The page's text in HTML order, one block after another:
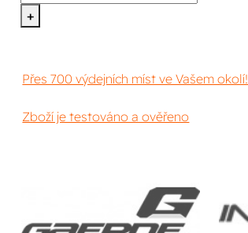
+
Přes 700 výdejních míst ve Vašem okolí!
Zboží je testováno a ověřeno